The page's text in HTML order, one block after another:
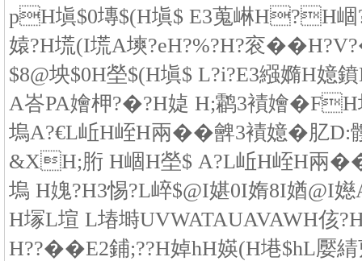
pH塡$0塼$(H塡$ E3蒐崊H?H崓
媴?H塃(I塃A塽?eH?%?H?衮
$8@坱$0H塋$(H塡$ L?i?E3繦嫷H嬑鐼
A峇PA嬒柙?�?H媫 H;鹴3襀嬒�FH
塢A?€L岴H峌H兩��朇3襀嬑�肊
&XH;胻 H崓H塋$ A?L岴H峌H兩
塢 H媿?H3惕?L崪$@I媅0I媠8I媨@I
H塜L塇 L堾塒UVWATAUAVAWH侅
H??��E2鋪;??H婥hH媖(H塂$hL嬮綪